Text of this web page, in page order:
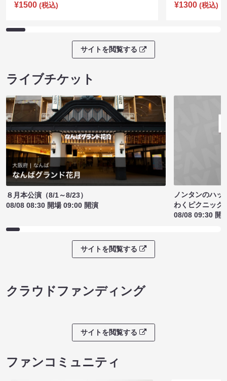
¥1500 (税込)
¥1300 (税込)
サイトを閲覧する
ライブチケット
８月本公演（8/1～8/23）
08/08 08:30 開場 09:00 開演
ノンタンのハッ
わくピクニック
08/08 09:30 開
サイトを閲覧する
クラウドファンディング
サイトを閲覧する
ファンコミュニティ